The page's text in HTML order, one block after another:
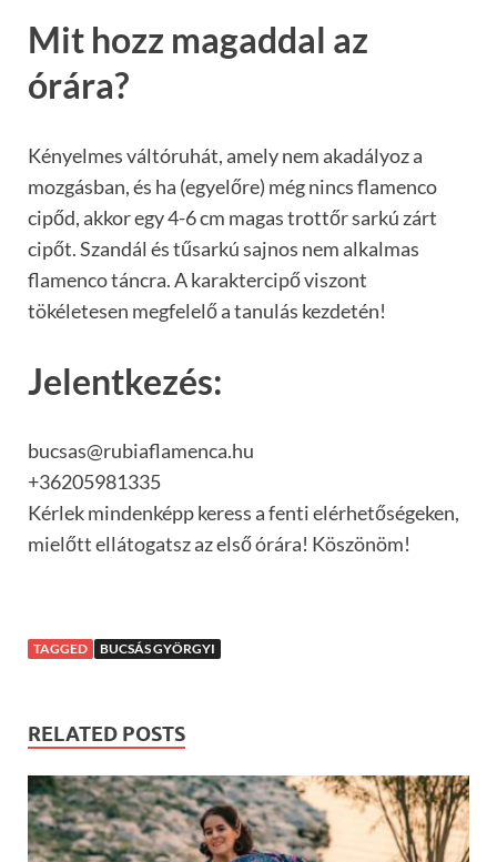
Mit hozz magaddal az
órára?
Kényelmes váltóruhát, amely nem akadályoz a
mozgásban, és ha (egyelőre) még nincs flamenco
cipőd, akkor egy 4-6 cm magas trottőr sarkú zárt
cipőt. Szandál és tűsarkú sajnos nem alkalmas
flamenco táncra. A karaktercipő viszont
tökéletesen megfelelő a tanulás kezdetén!
Jelentkezés:
bucsas@rubiaflamenca.hu
+36205981335
Kérlek mindenképp keress a fenti elérhetőségeken,
mielőtt ellátogatsz az első órára! Köszönöm!
TAGGED BUCSÁS GYÖRGYI
RELATED POSTS